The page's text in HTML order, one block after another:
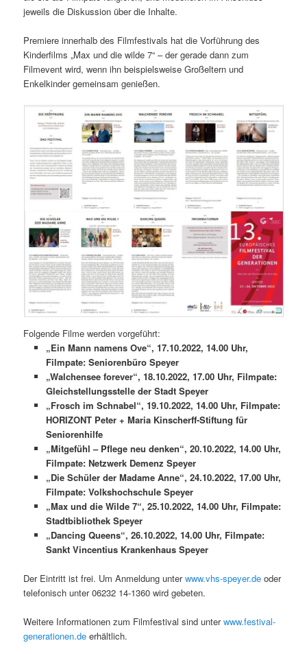
jeweils die Diskussion über die Inhalte.
Premiere innerhalb des Filmfestivals hat die Vorführung des
Kinderfilms „Max und die wilde 7“ – der gerade dann zum
Filmevent wird, wenn ihn beispielsweise Großeltern und
Enkelkinder gemeinsam genießen.
Folgende Filme werden vorgeführt:
„Ein Mann namens Ove“, 17.10.2022, 14.00 Uhr,
Filmpate: Seniorenbüro Speyer
„Walchensee forever“, 18.10.2022, 17.00 Uhr, Filmpate:
Gleichstellungsstelle der Stadt Speyer
„Frosch im Schnabel“, 19.10.2022, 14.00 Uhr, Filmpate:
HORIZONT Peter + Maria Kinscherff-Stiftung für
Seniorenhilfe
„Mitgefühl – Pflege neu denken“, 20.10.2022, 14.00 Uhr,
Filmpate: Netzwerk Demenz Speyer
„Die Schüler der Madame Anne“, 24.10.2022, 17.00 Uhr,
Filmpate: Volkshochschule Speyer
„Max und die Wilde 7“, 25.10.2022, 14.00 Uhr, Filmpate:
Stadtbibliothek Speyer
„Dancing Queens“, 26.10.2022, 14.00 Uhr, Filmpate:
Sankt Vincentius Krankenhaus Speyer
Der Eintritt ist frei. Um Anmeldung unterwww.vhs-speyer.de oder
telefonisch unter 06232 14-1360 wird gebeten.
Weitere Informationen zum Filmfestival sind unterwww.festival-
generationen.de erhältlich.